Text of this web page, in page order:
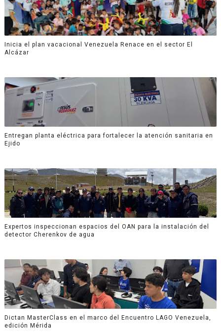
Inicia el plan vacacional Venezuela Renace en el sector El
Alcázar
Entregan planta eléctrica para fortalecer la atención sanitaria en
Ejido
Expertos inspeccionan espacios del OAN para la instalación del
detector Cherenkov de agua
Dictan MasterClass en el marco del Encuentro LAGO Venezuela,
edición Mérida